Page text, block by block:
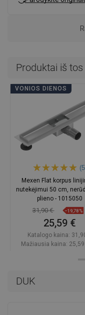
DUK
Produktai iš
VONIOS DIENOS
Mexen Flat korpus
nutekėjimui 50 cm,
plieno - 1015050
31,90 € −19,78%
25,59 €
Katalogo kaina:
Mažiausia kaina: 25,59